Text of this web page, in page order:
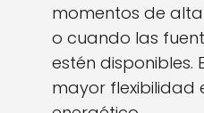
momentos de
o cuando las
estén disponibles.
mayor flexibilidad